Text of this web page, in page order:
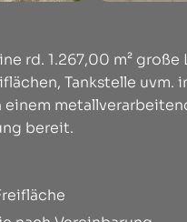
rd. 1.267,00 m²
Tankstelle uvm.
einem
bereit.